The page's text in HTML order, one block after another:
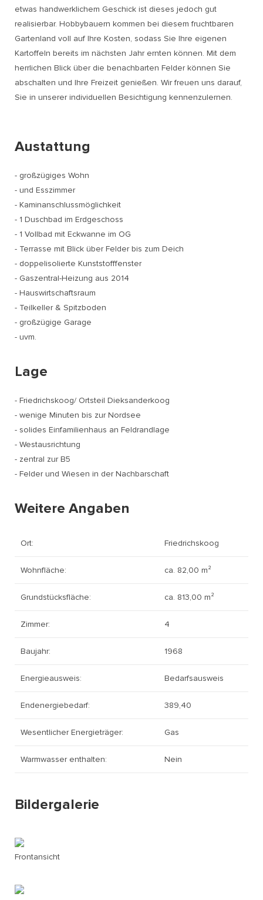
etwas handwerklichem Geschick ist dieses jedoch gut
realisierbar. Hobbybauern kommen bei diesem fruchtbaren
Gartenland voll auf Ihre Kosten, sodass Sie Ihre eigenen
Kartoffeln bereits im nächsten Jahr ernten können. Mit dem
herrlichen Blick über die benachbarten Felder können Sie
abschalten und Ihre Freizeit genießen. Wir freuen uns darauf,
Sie in unserer individuellen Besichtigung kennenzulernen.
Austattung
- großzügiges Wohn
- und Esszimmer
- Kaminanschlussmöglichkeit
- 1 Duschbad im Erdgeschoss
- 1 Vollbad mit Eckwanne im OG
- Terrasse mit Blick über Felder bis zum Deich
- doppelisolierte Kunststofffenster
- Gaszentral-Heizung aus 2014
- Hauswirtschaftsraum
- Teilkeller & Spitzboden
- großzügige Garage
- uvm.
Lage
- Friedrichskoog/ Ortsteil Dieksanderkoog
- wenige Minuten bis zur Nordsee
- solides Einfamilienhaus an Feldrandlage
- Westausrichtung
- zentral zur B5
- Felder und Wiesen in der Nachbarschaft
Weitere Angaben
Ort: Friedrichskoog
Wohnfläche: ca. 82,00 m²
Grundstücksfläche: ca. 813,00 m²
Zimmer: 4
Baujahr: 1968
Energieausweis: Bedarfsausweis
Endenergiebedarf: 389,40
Wesentlicher Energieträger: Gas
Warmwasser enthalten: Nein
Bildergalerie
Frontansicht